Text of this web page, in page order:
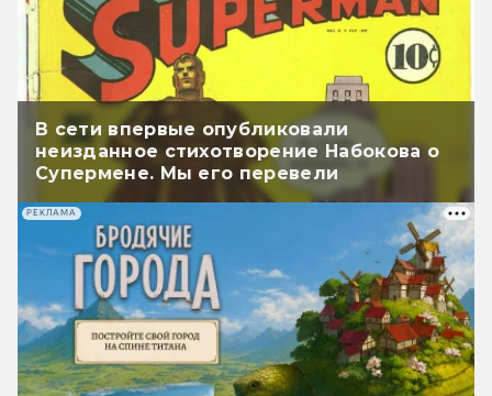
В сети впервые опубликовали
неизданное стихотворение Набокова о
Супермене. Мы его перевели
РЕКЛАМА